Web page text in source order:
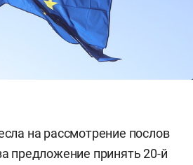
на рассмотрение послов
предложение принять 20-й